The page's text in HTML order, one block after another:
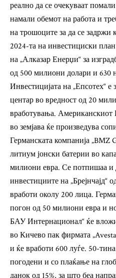
реално да се очекуваат
намали обемот на работа и
на трошоците за да се задржи
2024-та на инвестициски
на „Алказар Енерџи“ за
од 500 милиони долари и 630
Инвестицијата на „Епсотех“ е
центар во вредност од 20
вработувања. Американскиот
во земјава ќе произведува
Германската компанија „BMZ
литиум јонски батерии во
милиони евра. Се потпишаа и
инвестициите на „Брејнчајд“
вработи околу 200 лица.
погон од 50 милиони евра и
БАУ Интернационал“ ќе
во Кичево пак фирмата
и ќе вработи 600 луѓе. 50-
погодени и со плаќање на